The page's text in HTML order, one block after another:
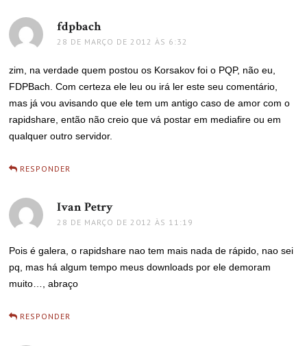
fdpbachdisse:
28 DE MARÇO DE 2012 ÀS 6:32
zim, na verdade quem postou os Korsakov foi o PQP, não eu,
FDPBach. Com certeza ele leu ou irá ler este seu comentário,
mas já vou avisando que ele tem um antigo caso de amor com o
rapidshare, então não creio que vá postar em mediafire ou em
qualquer outro servidor.
RESPONDER
Ivan Petry
28 DE MARÇO DE 2012 ÀS 11:19
Pois é galera, o rapidshare nao tem mais nada de rápido, nao sei
pq, mas há algum tempo meus downloads por ele demoram
muito…, abraço
RESPONDER